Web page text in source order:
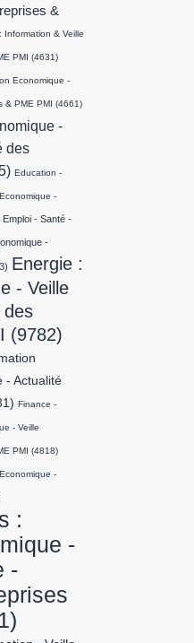
&
Information & Veille
PMI (4631)
Economique -
& PME PMI (4661)
-
des
Education -
-
Emploi - Santé -
-
Energie :
- Veille
des
(9782)
- Actualité
Finance -
- Veille
PMI (4818)
-
:
-
-